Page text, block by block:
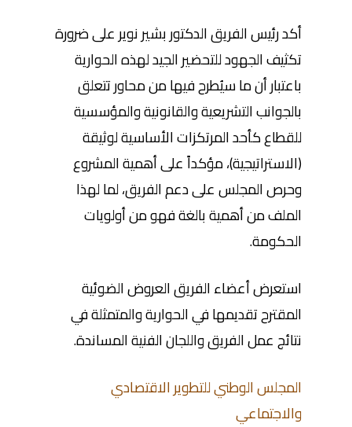
أكد رئيس الفريق الدكتور بشير نوير على ضرورة
تكثيف الجهود للتحضير الجيد لهذه الحوارية
باعتبار أن ما سيُطرح فيها من محاور تتعلق
بالجوانب التشريعية والقانونية والمؤسسية
للقطاع كأحد المرتكزات الأساسية لوثيقة
(الاستراتيجية)، مؤكداً على أهمية المشروع
وحرص المجلس على دعم الفريق، لما لهذا
الملف من أهمية بالغة فهو من أولويات
الحكومة.
استعرض أعضاء الفريق العروض الضوئية
المقترح تقديمها في الحوارية والمتمثلة في
نتائج عمل الفريق واللجان الفنية المساندة.
المجلس الوطني للتطوير الاقتصادي
والاجتماعي